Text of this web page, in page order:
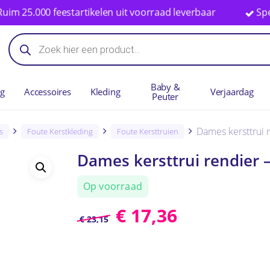
feestartikelen uit voorraad leverbaar
Producten
zoeken
Accessoires Kleding
Baby &
Peuter
Verjaardag
Foute Kerstkleding Foute Kersttruien Dames kersttrui
Dames kersttrui rendier
Op voorraad
€23,15 € 17,36